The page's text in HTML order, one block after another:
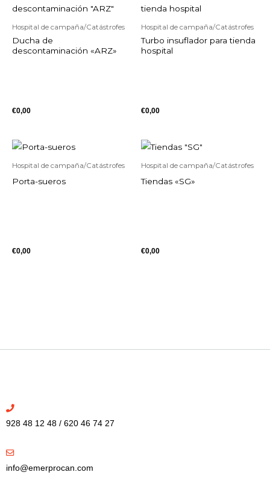
Hospital de campaña/Catástrofes
Ducha de
descontaminación «ARZ»
€0,00
Hospital de campaña/Catástrofes
Turbo insuflador para tienda
hospital
€0,00
Hospital de campaña/Catástrofes
Porta-sueros
€0,00
Hospital de campaña/Catástrofes
Tiendas «SG»
€0,00
928 48 12 48 / 620 46 74 27
info@emerprocan.com